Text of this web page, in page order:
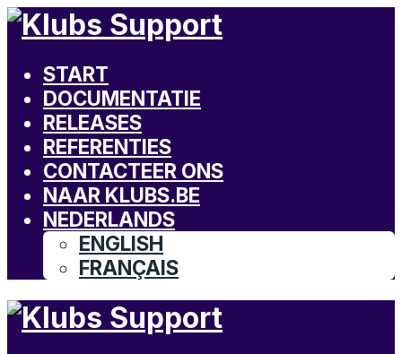
START
DOCUMENTATIE
RELEASES
REFERENTIES
CONTACTEER ONS
NAAR KLUBS.BE
NEDERLANDS
ENGLISH
FRANÇAIS